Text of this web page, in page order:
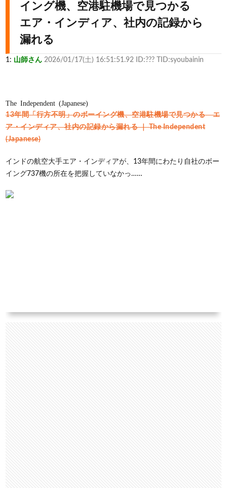
イング機、空港駐機場で見つかる
エア・インディア、社内の記録から
漏れる
1: 山師さん 2026/01/17(土) 16:51:51.92 ID:??? TID:syoubainin
The Independent (Japanese)
13年間「行方不明」のボーイング機、空港駐機場で見つかる エ
ア・インディア、社内の記録から漏れる ｜ The Independent
(Japanese)
インドの航空大手エア・インディアが、13年間にわたり自社のボー
イング737機の所在を把握していなかっ……